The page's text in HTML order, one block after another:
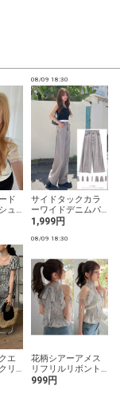
ド
ュ
08/09 18:30
サイドタックカラ
ーワイドデニムパ
ンツ
1,999円
エ
リ
08/09 18:30
花柄シアーアメス
リフリルリボント
ップス
999円